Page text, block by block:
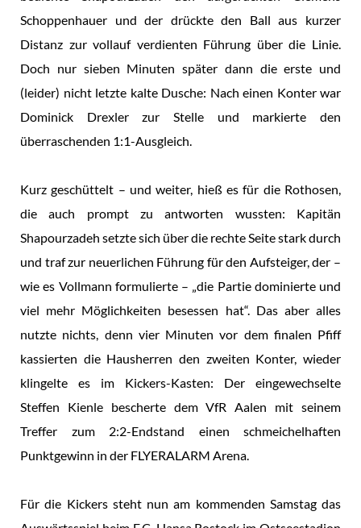
Schoppenhauer und der drückte den Ball aus kurzer
Distanz zur vollauf verdienten Führung über die Linie.
Doch nur sieben Minuten später dann die erste und
(leider) nicht letzte kalte Dusche: Nach einen Konter war
Dominick Drexler zur Stelle und markierte den
überraschenden 1:1-Ausgleich.
Kurz geschüttelt – und weiter, hieß es für die Rothosen,
die auch prompt zu antworten wussten: Kapitän
Shapourzadeh setzte sich über die rechte Seite stark durch
und traf zur neuerlichen Führung für den Aufsteiger, der –
wie es Vollmann formulierte – „die Partie dominierte und
viel mehr Möglichkeiten besessen hat“. Das aber alles
nutzte nichts, denn vier Minuten vor dem finalen Pfiff
kassierten die Hausherren den zweiten Konter, wieder
klingelte es im Kickers-Kasten: Der eingewechselte
Steffen Kienle bescherte dem VfR Aalen mit seinem
Treffer zum 2:2-Endstand einen schmeichelhaften
Punktgewinn in der FLYERALARM Arena.
Für die Kickers steht nun am kommenden Samstag das